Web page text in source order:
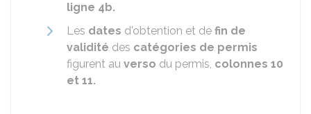
ligne 4b.
Les dates d'obtention et de fin de
validité des catégories de permis
figurent au verso du permis, colonnes 10
et 11.